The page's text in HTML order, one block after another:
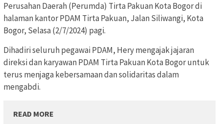
Perusahan Daerah (Perumda) Tirta Pakuan Kota Bogor di
halaman kantor PDAM Tirta Pakuan, Jalan Siliwangi, Kota
Bogor, Selasa (2/7/2024) pagi.
Dihadiri seluruh pegawai PDAM, Hery mengajak jajaran
direksi dan karyawan PDAM Tirta Pakuan Kota Bogor untuk
terus menjaga kebersamaan dan solidaritas dalam
mengabdi.
READ MORE